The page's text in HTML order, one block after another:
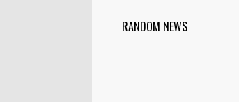
RANDOM NEWS